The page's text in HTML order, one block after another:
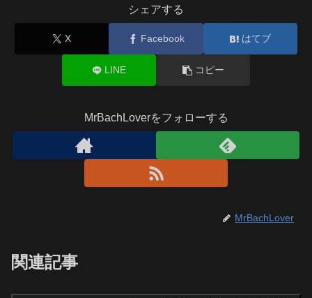
シェアする
X Facebook はてブ
LINE コピー
MrBachLoverをフォローする
MrBachLover
関連記事